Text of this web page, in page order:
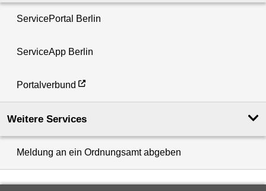
ServicePortal Berlin
ServiceApp Berlin
Portalverbund
Weitere Services
Meldung an ein Ordnungsamt abgeben